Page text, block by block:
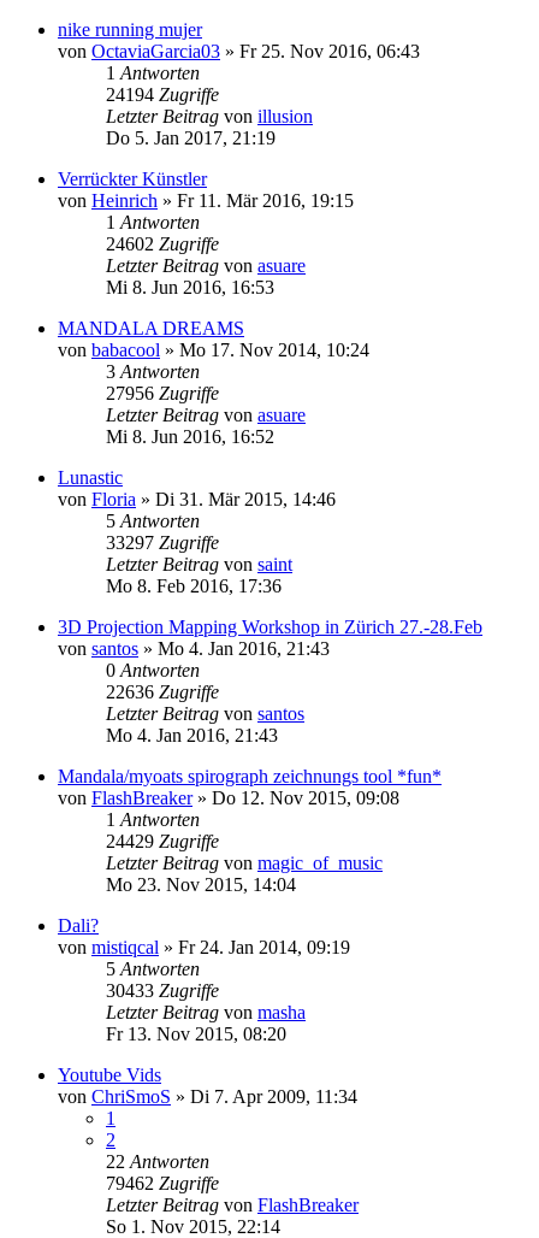
nike running mujer
von OctaviaGarcia03 » Fr 25. Nov 2016, 06:43
1 Antworten
24194 Zugriffe
Letzter Beitrag von illusion
Do 5. Jan 2017, 21:19
Verrückter Künstler
von Heinrich » Fr 11. Mär 2016, 19:15
1 Antworten
24602 Zugriffe
Letzter Beitrag von asuare
Mi 8. Jun 2016, 16:53
MANDALA DREAMS
von babacool » Mo 17. Nov 2014, 10:24
3 Antworten
27956 Zugriffe
Letzter Beitrag von asuare
Mi 8. Jun 2016, 16:52
Lunastic
von Floria » Di 31. Mär 2015, 14:46
5 Antworten
33297 Zugriffe
Letzter Beitrag von saint
Mo 8. Feb 2016, 17:36
3D Projection Mapping Workshop in Zürich 27.-28.Feb
von santos » Mo 4. Jan 2016, 21:43
0 Antworten
22636 Zugriffe
Letzter Beitrag von santos
Mo 4. Jan 2016, 21:43
Mandala/myoats spirograph zeichnungs tool *fun*
von FlashBreaker» Do 12. Nov 2015, 09:08
1 Antworten
24429 Zugriffe
Letzter Beitrag von magic_of_music
Mo 23. Nov 2015, 14:04
Dali?
von mistiqcal » Fr 24. Jan 2014, 09:19
5 Antworten
30433 Zugriffe
Letzter Beitrag von masha
Fr 13. Nov 2015, 08:20
Youtube Vids
von ChriSmoS » Di 7. Apr 2009, 11:34
1
2
22 Antworten
79462 Zugriffe
Letzter Beitrag von FlashBreaker
So 1. Nov 2015, 22:14